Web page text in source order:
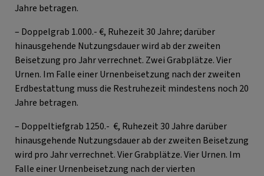
Jahre betragen.
– Doppelgrab 1.000.- €, Ruhezeit 30 Jahre; darüber
hinausgehende Nutzungsdauer wird ab der zweiten
Beisetzung pro Jahr verrechnet. Zwei Grabplätze. Vier
Urnen. Im Falle einer Urnenbeisetzung nach der zweiten
Erdbestattung muss die Restruhezeit mindestens noch 20
Jahre betragen.
– Doppeltiefgrab 1250.- €, Ruhezeit 30 Jahre darüber
hinausgehende Nutzungsdauer ab der zweiten Beisetzung
wird pro Jahr verrechnet. Vier Grabplätze. Vier Urnen. Im
Falle einer Urnenbeisetzung nach der vierten